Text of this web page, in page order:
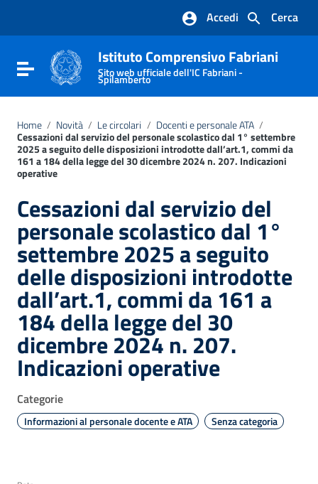
Vai al footer
Cerca
Accedi
Attiva / disattiva la navigazione
Istituto Comprensivo Fabriani
Sito web ufficiale dell'IC Fabriani -
Spilamberto
Home / Novità / Le circolari / Docenti e personale ATA /
Cessazioni dal servizio del personale scolastico dal 1° settembre
2025 a seguito delle disposizioni introdotte dall’art.1, commi da
161 a 184 della legge del 30 dicembre 2024 n. 207. Indicazioni
operative
Cessazioni dal servizio del
personale scolastico dal 1°
settembre 2025 a seguito
delle disposizioni introdotte
dall’art.1, commi da 161 a
184 della legge del 30
dicembre 2024 n. 207.
Indicazioni operative
Categorie
Informazioni al personale docente e ATA Senza categoria